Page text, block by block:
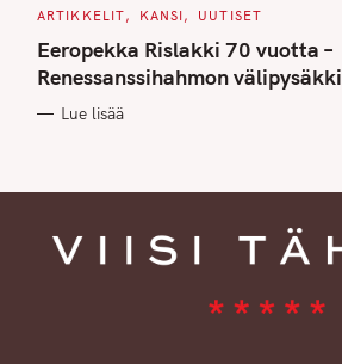
C
T
E
G
O
I
ARTIKKELIT KANSI UUTISET
Eeropekka Rislakki 70 vuotta –
Renessanssihahmon välipysäkki
Lue lisää